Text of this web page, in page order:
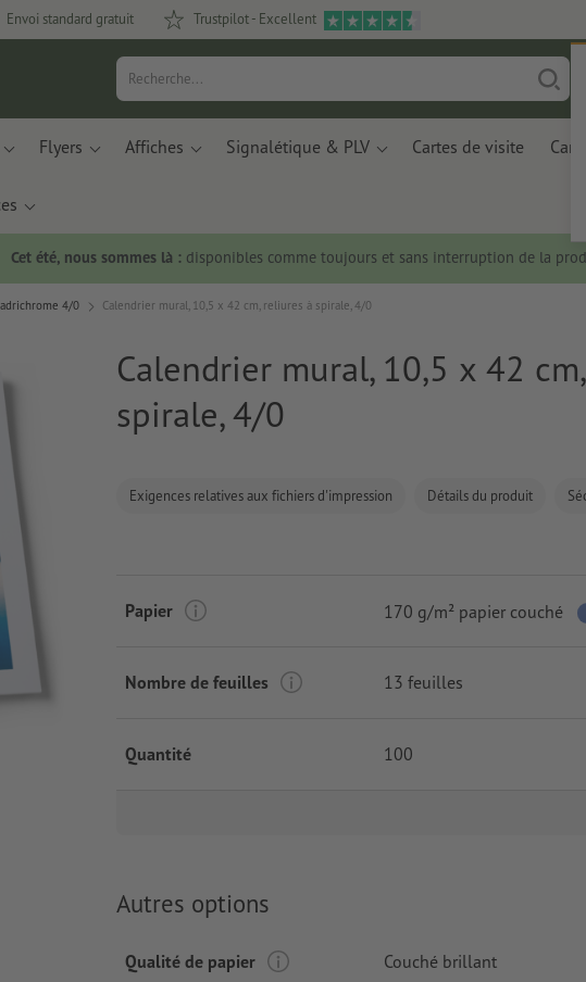
Envoi standard gratuit Trustpilot - Excellent
Flyers Affiches Signalétique & PLV Cartes de visite
Cet été, nous sommes là :disponibles comme toujours et sans interruption de la
4/0 Calendrier mural, 10,5 x 42 cm, reliures à spirale, 4/0
Calendrier mural, 10,5 x 42
spirale, 4/0
Exigences relatives aux fichiers d'impression Détails du produit
Papier 170 g/m² papier couché
Nombre de feuilles 13 feuilles
Quantité 100
Autres options
Qualité de papier Couché brillant